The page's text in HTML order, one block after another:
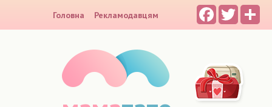
Головна Рекламодавцям FacebookTwitter